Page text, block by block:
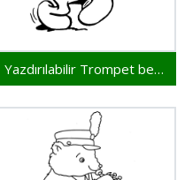
Yazdırılabilir Trompet bedava